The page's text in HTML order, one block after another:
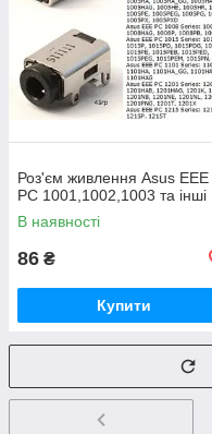
Роз'єм живлення Asus EEE
PC 1001,1002,1003 та інші
В наявності
86 ₴
Купити